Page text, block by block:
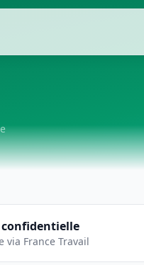
via France Travail